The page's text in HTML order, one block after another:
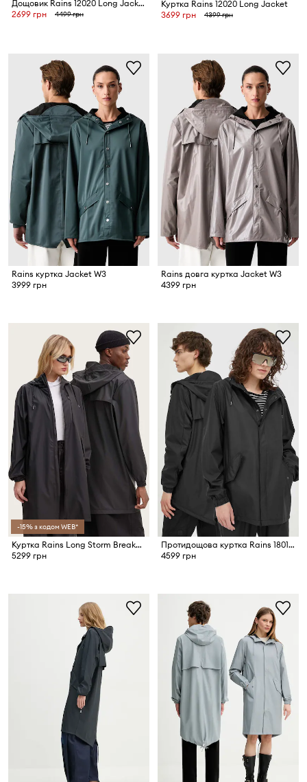
Дощовик Rains 12020 Long Jacket W3
2699 грн
4499 грн
Куртка Rains 12020 Long Jacket
3699 грн
4399 грн
Rains куртка Jacket W3
3999 грн
Rains довга куртка Jacket W3
4399 грн
-15% з кодом WEB*
Куртка Rains Long Storm Breaker W3
5299 грн
Протидощова куртка Rains 18010 Fishtail Jacket
4599 грн